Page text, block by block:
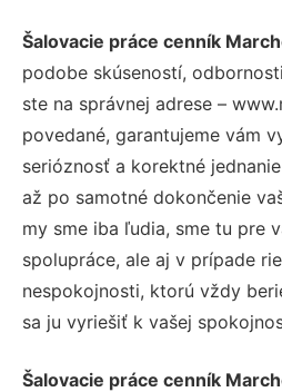
Šalovacie práce cenník
podobe skúseností,
ste na správnej adrese –
povedané, garantujeme vám
serióznosť a korektné
až po samotné dokončenie
my sme iba ľudia, sme tu pre
spolupráce, ale aj v prípade
nespokojnosti, ktorú vždy
sa ju vyriešiť k vašej
Šalovacie práce cenník